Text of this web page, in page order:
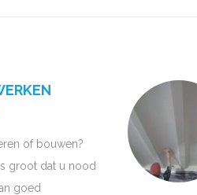
of bouwen?
groot dat u nood
goed